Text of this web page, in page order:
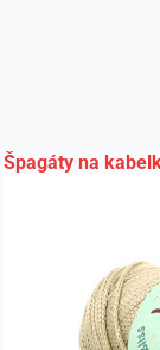
Špagáty na